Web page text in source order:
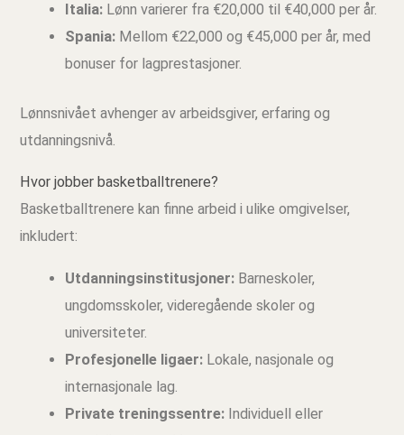
Italia:Lønn varierer fra €20,000 til €40,000 per år.
Spania:Mellom €22,000 og €45,000 per år, med
bonuser for lagprestasjoner.
Lønnsnivået avhenger av arbeidsgiver, erfaring og
utdanningsnivå.
Hvor jobber basketballtrenere?
Basketballtrenere kan finne arbeid i ulike omgivelser,
inkludert:
Utdanningsinstitusjoner:Barneskoler,
ungdomsskoler, videregående skoler og
universiteter.
Profesjonelle ligaer:Lokale, nasjonale og
internasjonale lag.
Private treningssentre:Individuell eller